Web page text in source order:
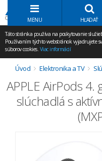
MENU HĽADAŤ
Táto stránka používa na poskytovanie
Používaním týchto webstránok vyjadrujete
súborov cookies. Viac informácií
Úvod Elektronika a TV
APPLE AirPods
slúchadlá s